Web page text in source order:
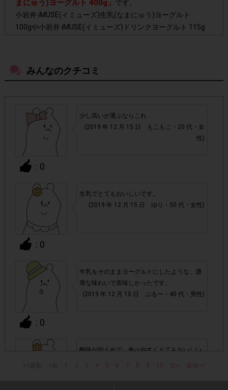
まにゅう)ヨーグルト 400g」 です。
小岩井 iMUSE(イミューズ)生乳(なまにゅう)ヨーグルト
100gや小岩井 iMUSE(イミューズ)ドリンクヨーグルト 115g
・店舗によって取扱いのない場合があります。予めご了承く
・参加(申し込み)を回答前にしていただければ、募集人数が
上限に達しても、掲載期間内のアンケート回答が可能です。
・他サイトのテンタメを含め、1つのアンケートにつき1人1
回の参加とさせていただいております。
・悪質な投稿があった場合、
だくこともあります。
・スマートフォン、携帯電話、タブレットPCにつきまし
て、機種によってはアンケートに回答できない場合がござい
ます。
▼ポイント付与対象外
みんなのクチコミ
: 0
少し高いが選ぶならこれ
(2019 年 12 月 15 日 もこもこ・20 代・女
性)
: 0
生乳でとてもおいしいです。
(2019 年 12 月 15 日 ゆり・50 代・女性)
: 0
牛乳をそのままヨーグルトにしたような、濃
厚な味わいで美味しかったです。
(2019 年 12 月 15 日 ぶるー・40 代・男性)
酸味が控えめで、食べやすくとてもおいしい
2 3 4 5 6 7 8 9 10 次> 最後>>